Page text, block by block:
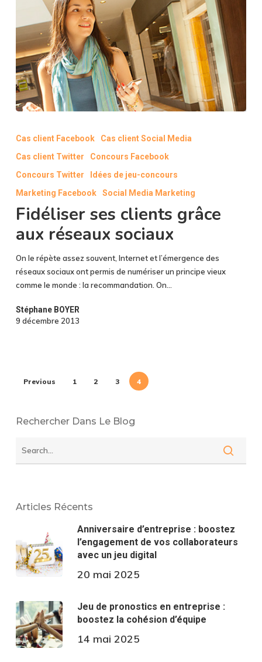
clients
grâce
aux
sociaux
Cas client Facebook
Cas client Social Media
Cas client Twitter
Concours Facebook
Concours Twitter
Idées de jeu-concours
Marketing Facebook
Social Media Marketing
Fidéliser ses clients grâce
aux réseaux sociaux
On le répète assez souvent, Internet et l’émergence des
réseaux sociaux ont permis de numériser un principe vieux
comme le monde : la recommandation. On…
Stéphane BOYER
9 décembre 2013
Previous 1 2 3 4
Rechercher Dans Le Blog
Articles Récents
Anniversaire d’entreprise : boostez
l’engagement de vos collaborateurs
avec un jeu digital
20 mai 2025
Jeu de pronostics en entreprise :
boostez la cohésion d’équipe
14 mai 2025